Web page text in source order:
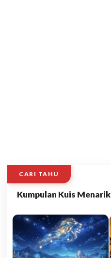
CARI TAHU
Kumpulan Kuis Menarik